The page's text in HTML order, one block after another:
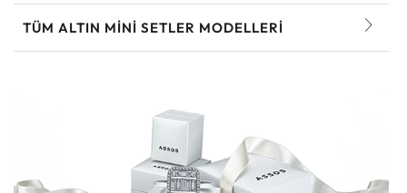
TÜM ALTIN MINI SETLER MODELLERI